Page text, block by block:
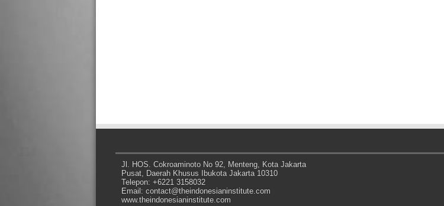
Jl. HOS. Cokroaminoto No 92, Menteng, Kota Jakarta
Pusat, Daerah Khusus Ibukota Jakarta 10310
Telepon: +6221 3158032
Email: contact@theindonesianinstitute.com
www.theindonesianinstitute.com